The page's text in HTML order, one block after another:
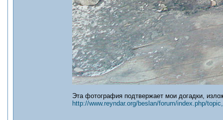
Эта фотография подтвержает мои догадки,
http://www.reyndar.org/beslan/forum/index.php/